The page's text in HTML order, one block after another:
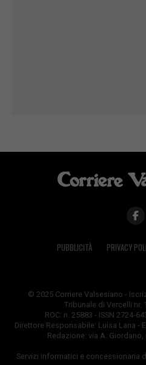
PUBBLICITÀ PRIVACY
© 2025 Corriere Valsesiano -
Tribunale di Vercelli nr.
ROC: n. 25883 - ISSN 2724-
Direttore Responsabile: Luisa Lana -
Redazione: via A.
Servizi informatici e concessionaria